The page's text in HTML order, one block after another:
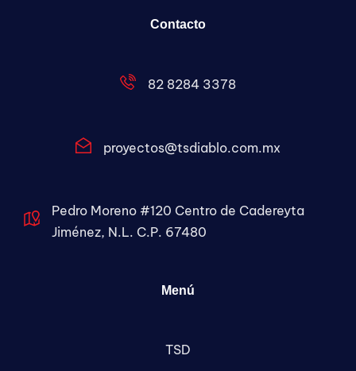
Contacto
82 8284 3378
proyectos@tsdiablo.com.mx
Pedro Moreno #120 Centro de Cadereyta
Jiménez, N.L. C.P. 67480
Menú
TSD